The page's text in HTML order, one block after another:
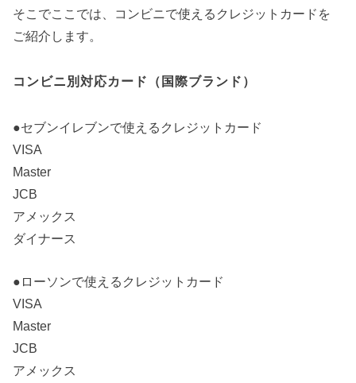
そこでここでは、コンビニで使えるクレジットカードを
ご紹介します。
コンビニ別対応カード（国際ブランド）
●セブンイレブンで使えるクレジットカード
VISA
Master
JCB
アメックス
ダイナース
●ローソンで使えるクレジットカード
VISA
Master
JCB
アメックス